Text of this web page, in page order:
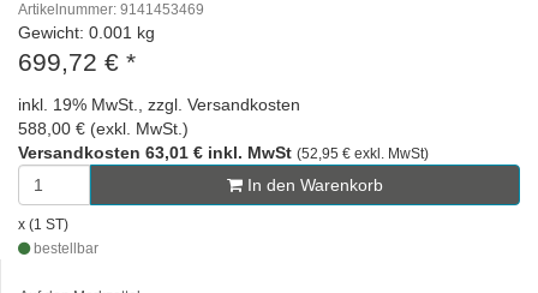
Artikelnummer: 9141453469
Gewicht: 0.001 kg
699,72 € *
inkl. 19% MwSt., zzgl. Versandkosten
588,00 € (exkl. MwSt.)
Versandkosten 63,01 € inkl. MwSt (52,95 € exkl. MwSt)
In den Warenkorb
x (1 ST)
bestellbar